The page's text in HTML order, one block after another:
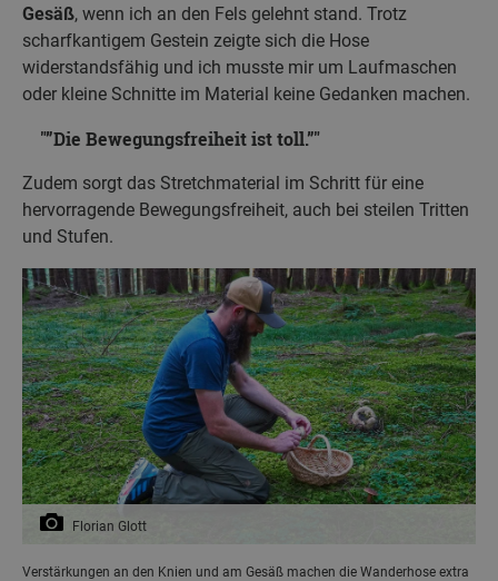
Gesäß, wenn ich an den Fels gelehnt stand. Trotz
scharfkantigem Gestein zeigte sich die Hose
widerstandsfähig und ich musste mir um Laufmaschen
oder kleine Schnitte im Material keine Gedanken machen.
”Die Bewegungsfreiheit ist toll.”
Zudem sorgt das Stretchmaterial im Schritt für eine
hervorragende Bewegungsfreiheit, auch bei steilen Tritten
und Stufen.
Florian Glott
Verstärkungen an den Knien und am Gesäß machen die Wanderhose extra